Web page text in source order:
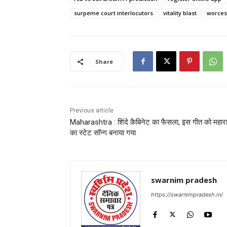
surpeme court interlocutors
vitality blast
Share
Previous article
Maharashtra : शिंदे कैबिनेट का फैसला, इस गीत को
का स्टेट सॉन्ग बनाया गया
swarnim pradesh
https://swarnimpradesh.in/